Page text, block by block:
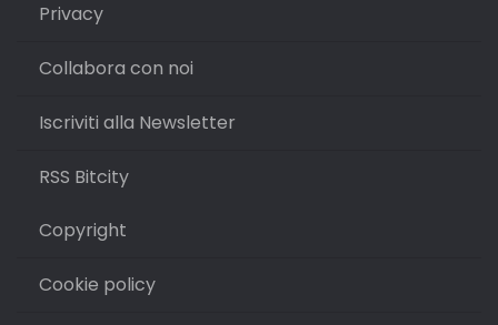
Privacy
Collabora con noi
Iscriviti alla Newsletter
RSS Bitcity
Copyright
Cookie policy